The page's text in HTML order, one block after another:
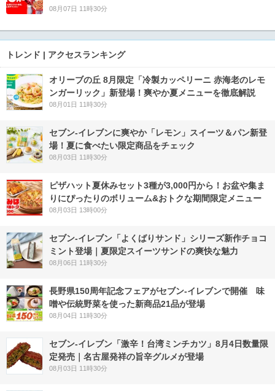
08月07日 11時30分
トレンド | アクセスランキング
オリーブの丘 8月限定「冷製カッペリーニ 赤海老のレモ
ンガーリック」新登場！爽やか夏メニューを徹底解説
08月01日 11時30分
セブン‐イレブンに爽やか「レモン」スイーツ＆パン新登
場！夏に食べたい限定商品をチェック
08月03日 11時30分
ピザハット夏休みセット3種が3,000円から！お盆や集ま
りにぴったりのボリューム&おトクな期間限定メニュー
08月03日 13時00分
セブン‐イレブン「よくばりサンド」シリーズ新作チョコ
ミント登場｜夏限定スイーツサンドの爽快な魅力
08月06日 11時30分
長野県150周年記念フェアがセブン-イレブンで開催 味
噌や伝統野菜を使った新商品21品が登場
08月04日 11時30分
セブン-イレブン「激辛！台湾ミンチカツ」8月4日数量限
定発売｜名古屋発祥の旨辛グルメが登場
08月03日 11時30分